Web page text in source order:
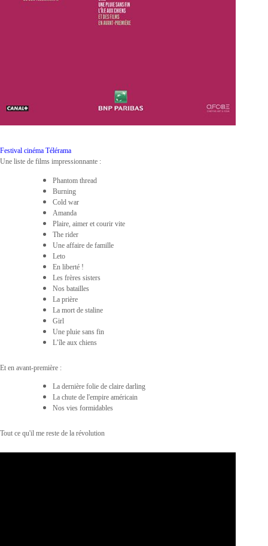
Festival cinéma Télérama
Une liste de films impressionnante :
Phantom thread
Burning
Cold war
Amanda
Plaire, aimer et courir vite
The rider
Une affaire de famille
Leto
En liberté !
Les frères sisters
Nos batailles
La prière
La mort de staline
Girl
Une pluie sans fin
L’île aux chiens
Et en avant-première :
La dernière folie de claire darling
La chute de l'empire américain
Nos vies formidables
Tout ce qu'il me reste de la révolution